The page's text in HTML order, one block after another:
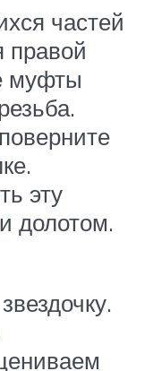
частей
правой
муфты
эту
долотом.